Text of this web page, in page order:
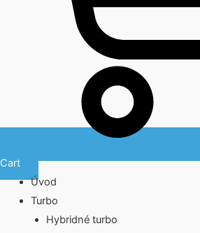
Cart
Úvod
Turbo
Hybridné turbo